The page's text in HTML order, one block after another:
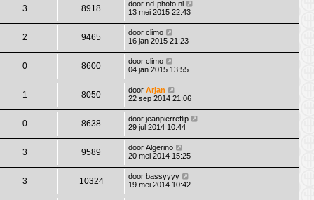
3 8918 door nd-photo.nl
13 mei 2015 22:43
2 9465 door climo
16 jan 2015 21:23
0 8600 door climo
04 jan 2015 13:55
1 8050 door Arjan
22 sep 2014 21:06
0 8638 door jeanpierreflip
29 jul 2014 10:44
3 9589 door Algerino
20 mei 2014 15:25
3 10324 door bassyyyy
19 mei 2014 10:42